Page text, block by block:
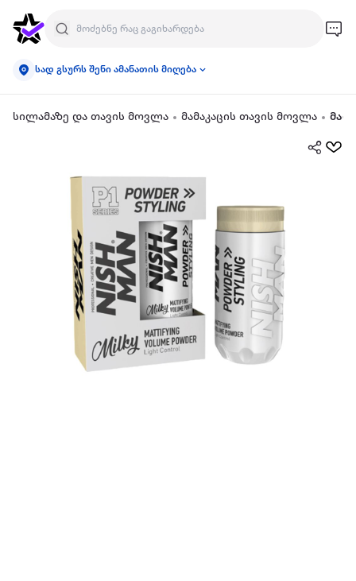
სად გსურს შენი ამანათის მიღება
სილამაზე და თავის მოვლა მამაკაცის თავის მოვლა